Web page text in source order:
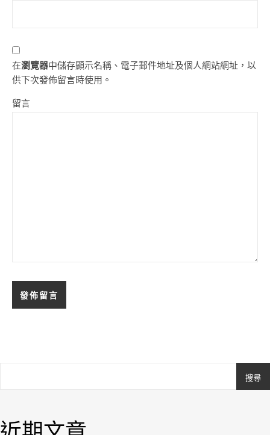
在瀏覽器中儲存顯示名稱、電子郵件地址及個人網站網址，以
供下次發佈留言時使用。
留言
搜尋
Royal.